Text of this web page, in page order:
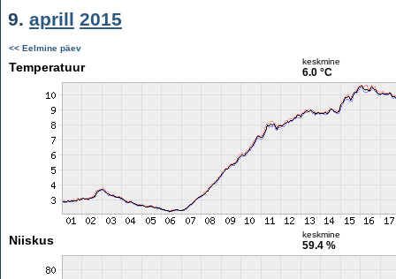
9. aprill 2015
<< Eelmine päev
Temperatuur keskmine
6.0 °C
Niiskus keskmine
59.4 %